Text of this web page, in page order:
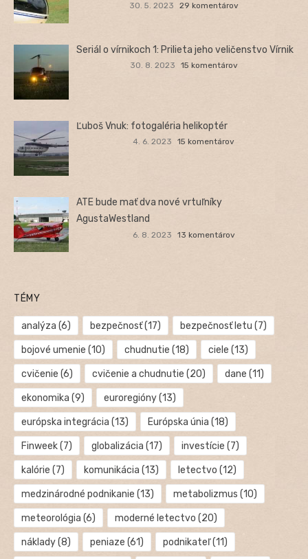
30. 5. 2023 29 komentárov
Seriál o vírnikoch 1: Prilieta jeho veličenstvo Vírnik
30. 8. 2023 15 komentárov
Ľuboš Vnuk: fotogaléria helikoptér
4. 6. 2023 15 komentárov
ATE bude mať dva nové vrtuľníky
AgustaWestland
6. 8. 2023 13 komentárov
TÉMY
analýza (6) bezpečnosť(17) bezpečnosť letu (7)
bojové umenie (10) chudnutie (18) ciele (13)
cvičenie (6) cvičenie a chudnutie (20) dane (11)
ekonomika (9) euroregióny(13)
európska integrácia (13) Európska únia (18)
Finweek(7) globalizácia (17) investície (7)
kalórie (7) komunikácia (13) letectvo (12)
medzinárodné podnikanie (13) metabolizmus (10)
meteorológia (6) moderné letectvo (20)
náklady(8) peniaze (61) podnikateľ(11)